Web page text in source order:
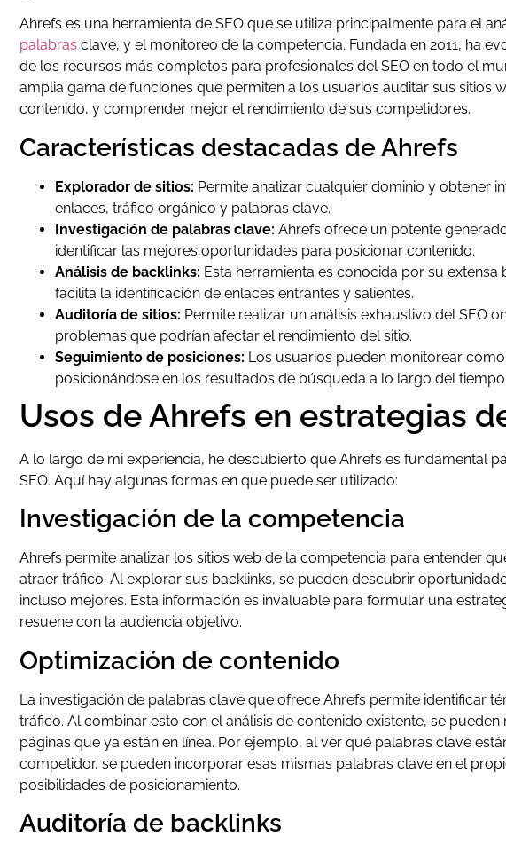
Ahrefs es una herramienta de SEO que se utiliza principalmente para el
palabras clave, y el monitoreo de la competencia. Fundada en 2011, ha
de los recursos más completos para profesionales del SEO en todo el
amplia gama de funciones que permiten a los usuarios auditar sus sitios
contenido, y comprender mejor el rendimiento de sus competidores.
Características destacadas de Ahrefs
Explorador de sitios: Permite analizar cualquier dominio y obtener
enlaces, tráfico orgánico y palabras clave.
Investigación de palabras clave: Ahrefs ofrece un potente
identificar las mejores oportunidades para posicionar contenido.
Análisis de backlinks: Esta herramienta es conocida por su
facilita la identificación de enlaces entrantes y salientes.
Auditoría de sitios: Permite realizar un análisis exhaustivo del SEO
problemas que podrían afectar el rendimiento del sitio.
Seguimiento de posiciones: Los usuarios pueden monitorear
posicionándose en los resultados de búsqueda a lo largo del tiempo.
Usos de Ahrefs en estrategias
A lo largo de mi experiencia, he descubierto que Ahrefs es fundamental
SEO. Aquí hay algunas formas en que puede ser utilizado:
Investigación de la competencia
Ahrefs permite analizar los sitios web de la competencia para entender
atraer tráfico. Al explorar sus backlinks, se pueden descubrir
incluso mejores. Esta información es invaluable para formular una
resuene con la audiencia objetivo.
Optimización de contenido
La investigación de palabras clave que ofrece Ahrefs permite identificar
tráfico. Al combinar esto con el análisis de contenido existente, se
páginas que ya están en línea. Por ejemplo, al ver qué palabras clave
competidor, se pueden incorporar esas mismas palabras clave en el
posibilidades de posicionamiento.
Auditoría de backlinks